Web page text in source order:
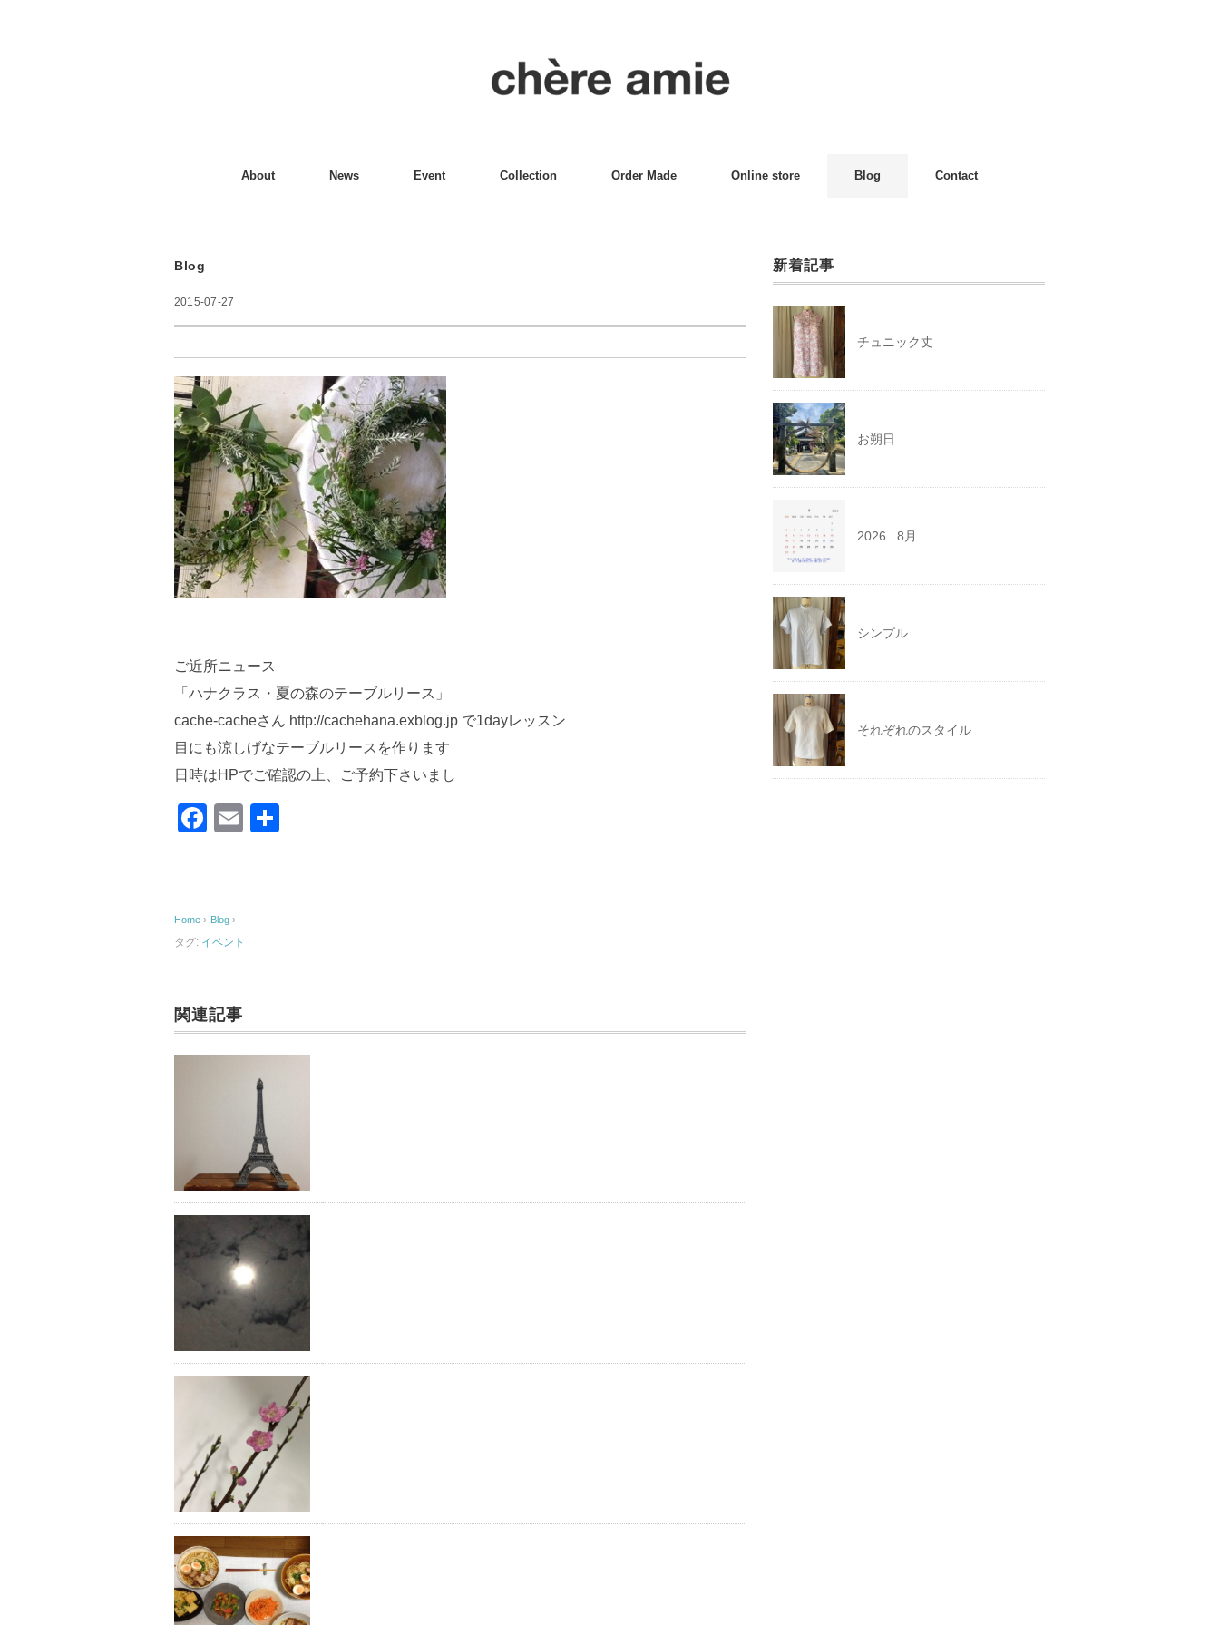
About News Event Collection Order Made Online store Blog Contact
Blog
2015-07-27
ご近所ニュース
「ハナクラス・夏の森のテーブルリース」
cache-cacheさん http://cachehana.exblog.jp で1dayレッスン
目にも涼しげなテーブルリースを作ります
日時はHPでご確認の上、ご予約下さいまし
F
b
k
E
Home › Blog ›
タグ: イベント
関連記事
新着記事
チュニック丈
お朔日
2026 . 8月
シンプル
それぞれのスタイル